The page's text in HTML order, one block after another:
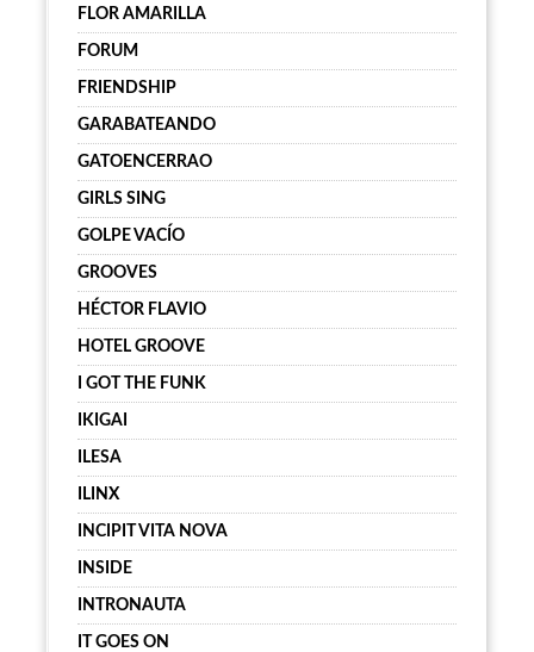
FLOR AMARILLA
FORUM
FRIENDSHIP
GARABATEANDO
GATOENCERRAO
GIRLS SING
GOLPE VACÍO
GROOVES
HÉCTOR FLAVIO
HOTEL GROOVE
I GOT THE FUNK
IKIGAI
ILESA
ILINX
INCIPIT VITA NOVA
INSIDE
INTRONAUTA
IT GOES ON